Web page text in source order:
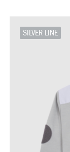
SILVER LINE